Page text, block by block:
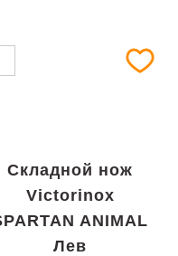
Складной нож
Victorinox
ANIMAL
Лев